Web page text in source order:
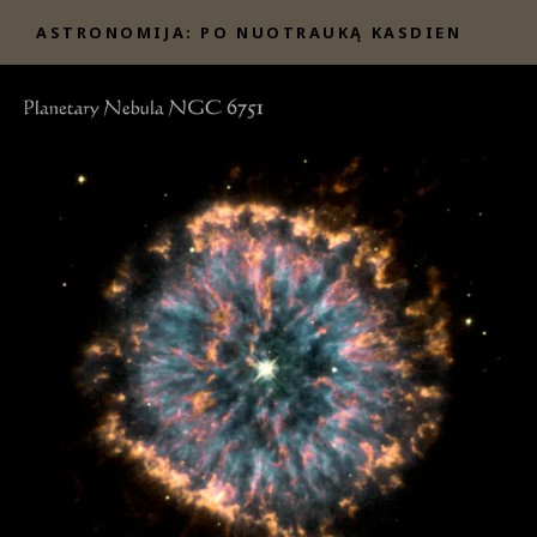
prie
turinio
ASTRONOMIJA: PO NUOTRAUKĄ KASDIEN